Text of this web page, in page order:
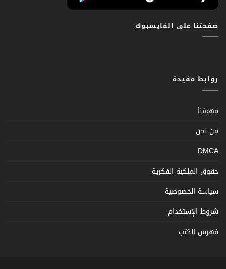
صفحتنا على الفايسبوك
روابط مفيدة
مهمتنا
من نحن
DMCA
حقوق الملكية الفكرية
سياسة الخصوصية
شروط الإستخدام
فهرس الكتب